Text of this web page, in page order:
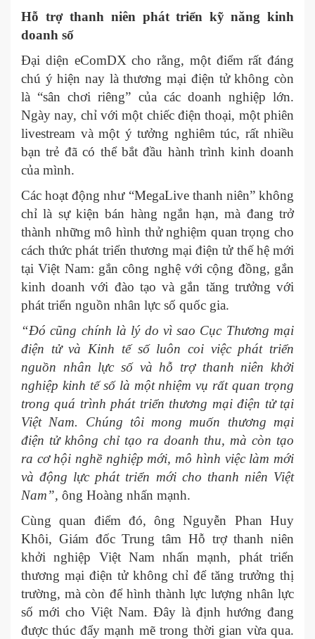
Hỗ trợ thanh niên phát triển kỹ năng kinh
doanh số
Đại diện eComDX cho rằng, một điểm rất đáng
chú ý hiện nay là thương mại điện tử không còn
là “sân chơi riêng” của các doanh nghiệp lớn.
Ngày nay, chỉ với một chiếc điện thoại, một phiên
livestream và một ý tưởng nghiêm túc, rất nhiều
bạn trẻ đã có thể bắt đầu hành trình kinh doanh
của mình.
Các hoạt động như “MegaLive thanh niên” không
chỉ là sự kiện bán hàng ngắn hạn, mà đang trở
thành những mô hình thử nghiệm quan trọng cho
cách thức phát triển thương mại điện tử thế hệ mới
tại Việt Nam: gắn công nghệ với cộng đồng, gắn
kinh doanh với đào tạo và gắn tăng trưởng với
phát triển nguồn nhân lực số quốc gia.
“Đó cũng chính là lý do vì sao Cục Thương mại
điện tử và Kinh tế số luôn coi việc phát triển
nguồn nhân lực số và hỗ trợ thanh niên khởi
nghiệp kinh tế số là một nhiệm vụ rất quan trọng
trong quá trình phát triển thương mại điện tử tại
Việt Nam. Chúng tôi mong muốn thương mại
điện tử không chỉ tạo ra doanh thu, mà còn tạo
ra cơ hội nghề nghiệp mới, mô hình việc làm mới
và động lực phát triển mới cho thanh niên Việt
Nam”, ông Hoàng nhấn mạnh.
Cùng quan điểm đó, ông Nguyễn Phan Huy
Khôi, Giám đốc Trung tâm Hỗ trợ thanh niên
khởi nghiệp Việt Nam nhấn mạnh, phát triển
thương mại điện tử không chỉ để tăng trưởng thị
trường, mà còn để hình thành lực lượng nhân lực
số mới cho Việt Nam. Đây là định hướng đang
được thúc đẩy mạnh mẽ trong thời gian vừa qua.